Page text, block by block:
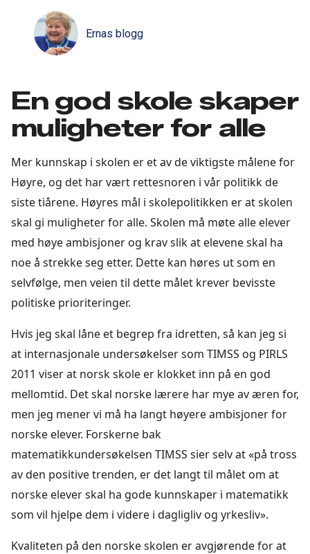
Ernas blogg
En god skole skaper
muligheter for alle
Mer kunnskap i skolen er et av de viktigste målene for
Høyre, og det har vært rettesnoren i vår politikk de
siste tiårene. Høyres mål i skolepolitikken er at skolen
skal gi muligheter for alle. Skolen må møte alle elever
med høye ambisjoner og krav slik at elevene skal ha
noe å strekke seg etter. Dette kan høres ut som en
selvfølge, men veien til dette målet krever bevisste
politiske prioriteringer.
Hvis jeg skal låne et begrep fra idretten, så kan jeg si
at internasjonale undersøkelser som TIMSS og PIRLS
2011 viser at norsk skole er klokket inn på en god
mellomtid. Det skal norske lærere har mye av æren for,
men jeg mener vi må ha langt høyere ambisjoner for
norske elever. Forskerne bak
matematikkundersøkelsen TIMSS sier selv at «på tross
av den positive trenden, er det langt til målet om at
norske elever skal ha gode kunnskaper i matematikk
som vil hjelpe dem i videre i dagligliv og yrkesliv».
Kvaliteten på den norske skolen er avgjørende for at